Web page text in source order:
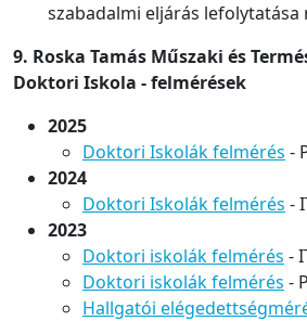
szabadalmi eljárás lefolytatása
9. Roska Tamás Műszaki és
Doktori Iskola - felmérések
2025
Doktori Iskolákfelmérés -
2024
Doktori Iskolákfelmérés -
2023
Doktori iskolák felmérés -
Doktori iskolák felmérés -
Hallgatói